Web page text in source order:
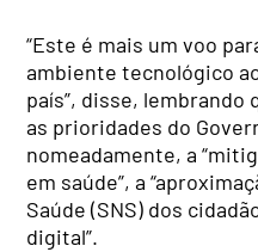
“Este é mais um voo
ambiente tecnológico
país”, disse, lembrando
as prioridades do
nomeadamente, a
em saúde”, a
Saúde (SNS) dos
digital”.